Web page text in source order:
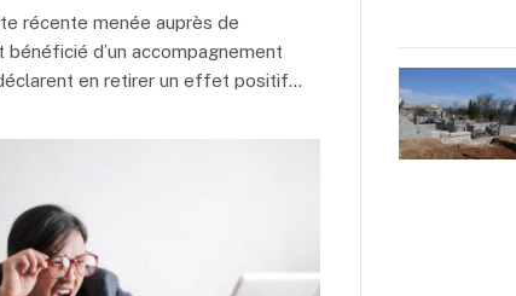
récente menée auprès de
bénéficié d’un accompagnement
en retirer un effet positif…